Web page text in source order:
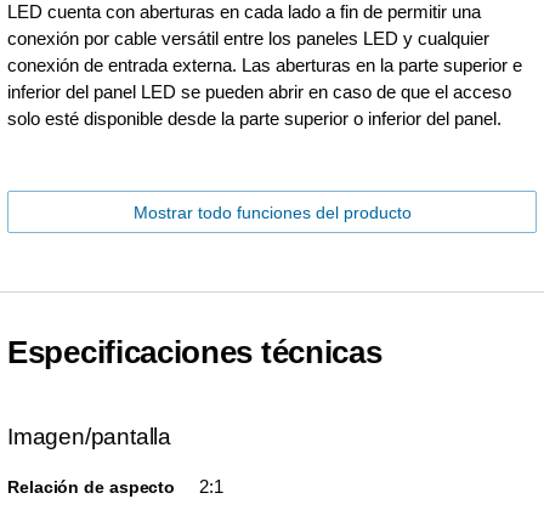
LED cuenta con aberturas en cada lado a fin de permitir una
conexión por cable versátil entre los paneles LED y cualquier
conexión de entrada externa. Las aberturas en la parte superior e
inferior del panel LED se pueden abrir en caso de que el acceso
solo esté disponible desde la parte superior o inferior del panel.
Mostrar todo funciones del producto
Especificaciones técnicas
Imagen/pantalla
Relación de aspecto 2:1